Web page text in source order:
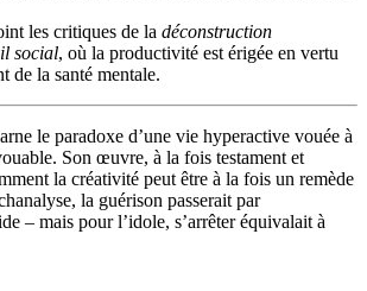
les critiques de la déconstruction
social, où la productivité est érigée en vertu
de la santé mentale.
le paradoxe d’une vie hyperactive vouée à
Son œuvre, à la fois testament et
la créativité peut être à la fois un remède
la guérison passerait par
– mais pour l’idole, s’arrêter équivalait à